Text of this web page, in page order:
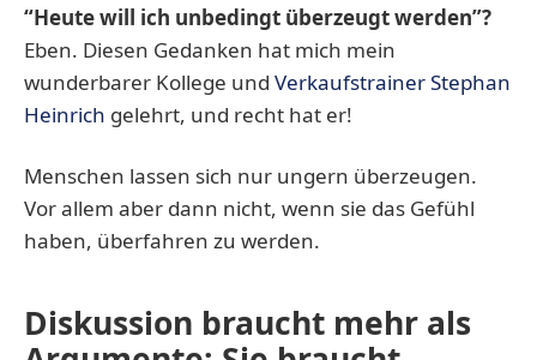
“Heute will ich unbedingt überzeugt werden”?
Eben. Diesen Gedanken hat mich mein
wunderbarer Kollege und Verkaufstrainer Stephan
Heinrich gelehrt, und recht hat er!
Menschen lassen sich nur ungern überzeugen.
Vor allem aber dann nicht, wenn sie das Gefühl
haben, überfahren zu werden.
Diskussion braucht mehr als